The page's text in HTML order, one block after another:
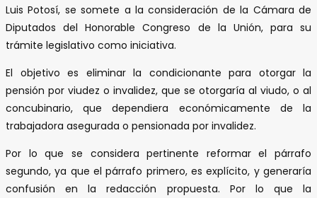
Luis Potosí, se somete a la consideración de la Cámara de
Diputados del Honorable Congreso de la Unión, para su
trámite legislativo como iniciativa.
El objetivo es eliminar la condicionante para otorgar la
pensión por viudez o invalidez, que se otorgaría al viudo, o al
concubinario, que dependiera económicamente de la
trabajadora asegurada o pensionada por invalidez.
Por lo que se considera pertinente reformar el párrafo
segundo, ya que el párrafo primero, es explícito, y generaría
confusión en la redacción propuesta. Por lo que la